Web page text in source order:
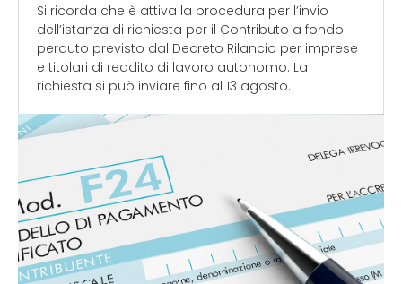
Si ricorda che è attiva la procedura per l’invio
dell’istanza di richiesta per il Contributo a fondo
perduto previsto dal Decreto Rilancio per imprese
e titolari di reddito di lavoro autonomo. La
richiesta si può inviare fino al 13 agosto.